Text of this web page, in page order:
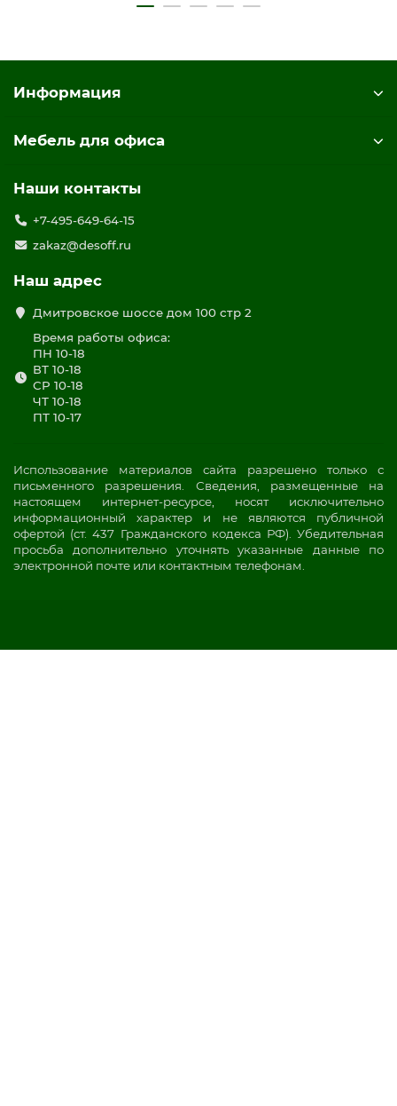
Информация
Мебель для офиса
Наши контакты
+7-495-649-64-15
zakaz@desoff.ru
Наш адрес
Дмитровское шоссе дом 100 стр 2
Время работы офиса:
ПН 10-18
ВТ 10-18
СР 10-18
ЧТ 10-18
ПТ 10-17
Использование материалов сайта разрешено только с
письменного разрешения. Сведения, размещенные на
настоящем интернет-ресурсе, носят исключительно
информационный характер и не являются публичной
офертой (ст. 437 Гражданского кодекса РФ). Убедительная
просьба дополнительно уточнять указанные данные по
электронной почте или контактным телефонам.